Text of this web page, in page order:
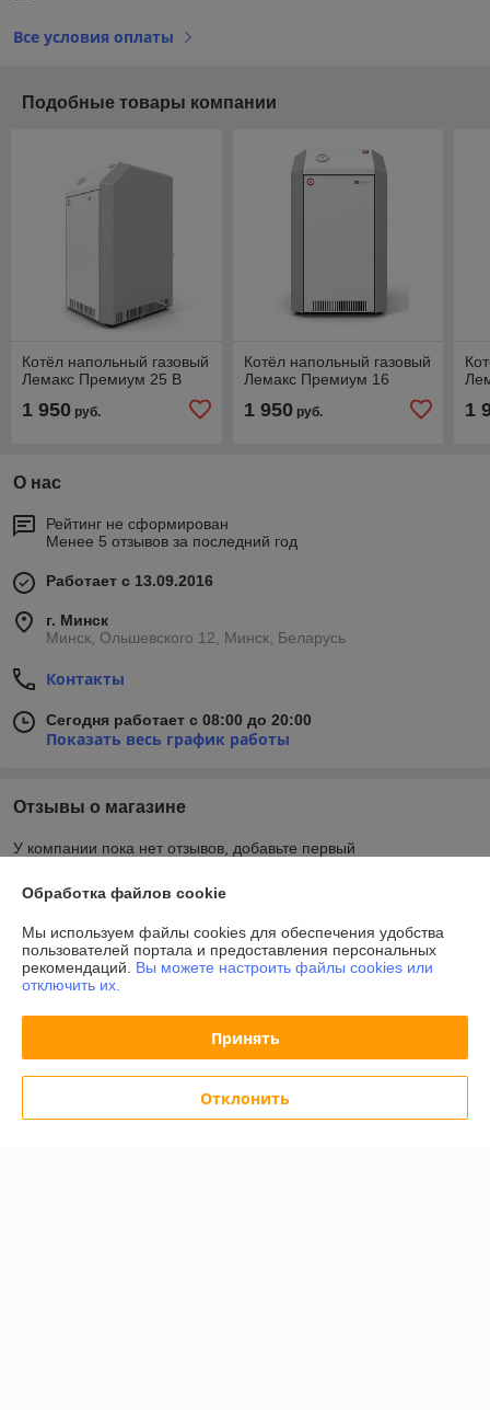
Все условия оплаты
Подобные товары компании
Котёл напольный газовый
Лемакс Премиум 25 В
1 950 руб.
Котёл напольный газовый
Лемакс Премиум 16
1 950руб. 1
О нас
Рейтинг не сформирован
Менее 5 отзывов за последний год
Работает с 13.09.2016
г. Минск
Минск, Ольшевского 12, Минск, Беларусь
Контакты
Сегодня работает с 08:00 до 20:00
Показать весь график работы
Отзывы о магазине
У компании пока нет отзывов, добавьте первый
Контакты
Доставка и оплата
График работы
Полная версия сайта
Обработка файлов cookie
Мы используем файлы cookies для обеспечения удобства
пользователей портала и предоставления персональных
рекомендаций. Вы можете настроить файлы cookies или
отключить их.
Принять
Отклонить